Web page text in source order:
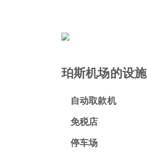
珀斯机场的设施
自动取款机
免税店
停车场